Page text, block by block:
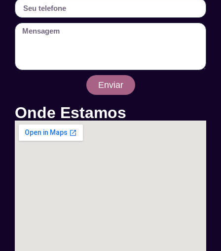
Enviar
Onde Estamos